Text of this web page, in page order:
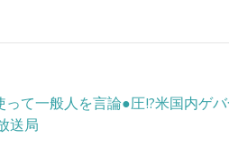
って一般人を言論●圧!?米国内ゲ
送局